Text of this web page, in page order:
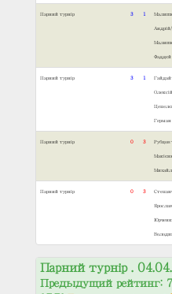
Парний турнір 3
Андрій/
Фаддєй
Парний турнір 3 1
Герман
Парний турнір 0 3
Парний турнір 0 3
Парний турнір .
Предыдущий рейтинг: